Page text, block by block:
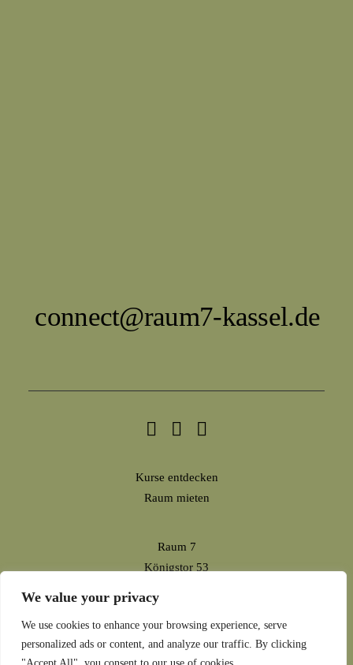
We value your privacy
We use cookies to enhance your browsing experience, serve
personalized ads or content, and analyze our traffic. By clicking
connect@raum7-kassel.de
Kurse entdecken
Raum mieten
Raum 7
Königstor 53
connect@raum7-kassel.de
Impressum